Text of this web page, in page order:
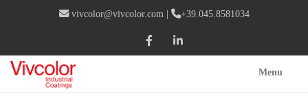
vivcolor@vivcolor.com | +39.045.8581034
Menu